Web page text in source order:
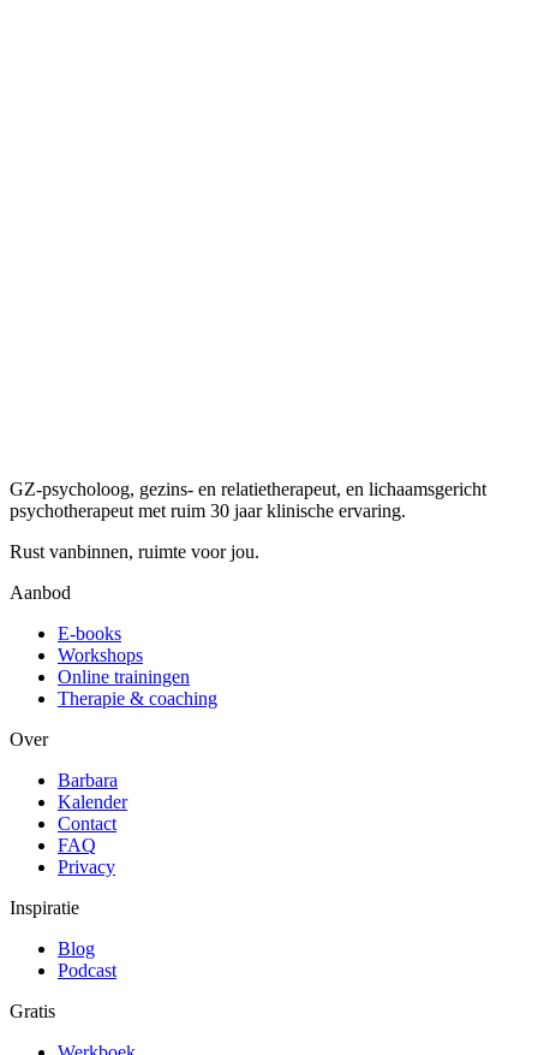
GZ-psycholoog, gezins- en relatietherapeut, en lichaamsgericht
psychotherapeut met ruim 30 jaar klinische ervaring.
Rust vanbinnen, ruimte voor jou.
Aanbod
E-books
Workshops
Online trainingen
Therapie & coaching
Over
Barbara
Kalender
Contact
FAQ
Privacy
Inspiratie
Blog
Podcast
Gratis